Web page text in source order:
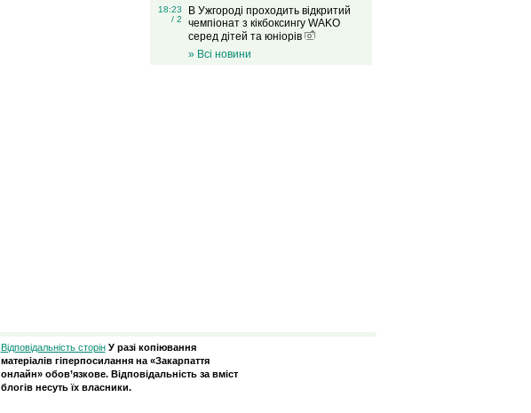
18:23
/ 2
В Ужгороді проходить відкритий
чемпіонат з кікбоксингу WAKO
серед дітей та юніорів
» Всі новини
Відповідальність сторін У разі копіювання
матеріалів гіперпосилання на «Закарпаття
онлайн» обов’язкове. Відповідальність за вміст
блогів несуть їх власники.